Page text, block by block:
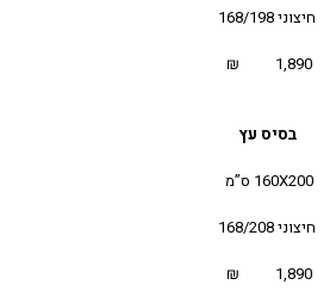
חיצוני 168/198
1,890 ₪
בסיס עץ
160X200 ס”מ
חיצוני 168/208
1,890 ₪